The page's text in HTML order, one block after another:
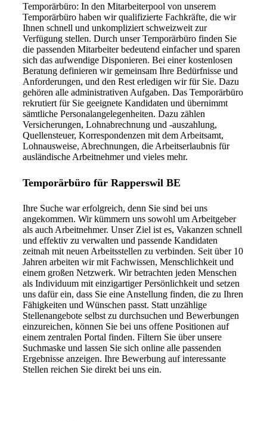
Temporärbüro: In den Mitarbeiterpool von unserem
Temporärbüro haben wir qualifizierte Fachkräfte, die wir
Ihnen schnell und unkompliziert schweizweit zur
Verfügung stellen. Durch unser Temporärbüro finden Sie
die passenden Mitarbeiter bedeutend einfacher und sparen
sich das aufwendige Disponieren. Bei einer kostenlosen
Beratung definieren wir gemeinsam Ihre Bedürfnisse und
Anforderungen, und den Rest erledigen wir für Sie. Dazu
gehören alle administrativen Aufgaben. Das Temporärbüro
rekrutiert für Sie geeignete Kandidaten und übernimmt
sämtliche Personalangelegenheiten. Dazu zählen
Versicherungen, Lohnabrechnung und -auszahlung,
Quellensteuer, Korrespondenzen mit dem Arbeitsamt,
Lohnausweise, Abrechnungen, die Arbeitserlaubnis für
ausländische Arbeitnehmer und vieles mehr.
Temporärbüro für Rapperswil BE
Ihre Suche war erfolgreich, denn Sie sind bei uns
angekommen. Wir kümmern uns sowohl um Arbeitgeber
als auch Arbeitnehmer. Unser Ziel ist es, Vakanzen schnell
und effektiv zu verwalten und passende Kandidaten
zeitnah mit neuen Arbeitsstellen zu verbinden. Seit über 10
Jahren arbeiten wir mit Fachwissen, Menschlichkeit und
einem großen Netzwerk. Wir betrachten jeden Menschen
als Individuum mit einzigartiger Persönlichkeit und setzen
uns dafür ein, dass Sie eine Anstellung finden, die zu Ihren
Fähigkeiten und Wünschen passt. Statt unzählige
Stellenangebote selbst zu durchsuchen und Bewerbungen
einzureichen, können Sie bei uns offene Positionen auf
einem zentralen Portal finden. Filtern Sie über unsere
Suchmaske und lassen Sie sich online alle passenden
Ergebnisse anzeigen. Ihre Bewerbung auf interessante
Stellen reichen Sie direkt bei uns ein.